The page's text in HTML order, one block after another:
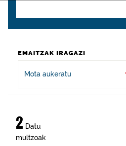
EMAITZAK IRAGAZI
Mota aukeratu
2 Datu
multzoak